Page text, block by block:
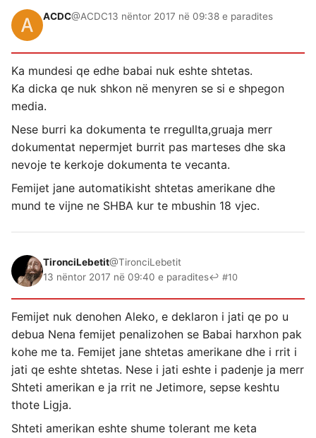
ACDC@ACDC13 nëntor 2017 në 09:38 e paradites
Ka mundesi qe edhe babai nuk eshte shtetas.
Ka dicka qe nuk shkon në menyren se si e shpegon
media.
Nese burri ka dokumenta te rregullta,gruaja merr
dokumentat nepermjet burrit pas marteses dhe ska
nevoje te kerkoje dokumenta te vecanta.
Femijet jane automatikisht shtetas amerikane dhe
mund te vijne ne SHBA kur te mbushin 18 vjec.
TironciLebetit@TironciLebetit
13 nëntor 2017 në 09:40 e paradites↩ #10
Femijet nuk denohen Aleko, e deklaron i jati qe po u
debua Nena femijet penalizohen se Babai harxhon pak
kohe me ta. Femijet jane shtetas amerikane dhe i rrit i
jati qe eshte shtetas. Nese i jati eshte i padenje ja merr
Shteti amerikan e ja rrit ne Jetimore, sepse keshtu
thote Ligja.
Shteti amerikan eshte shume tolerant me keta